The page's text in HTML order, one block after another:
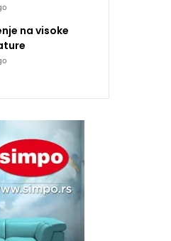
na visoke